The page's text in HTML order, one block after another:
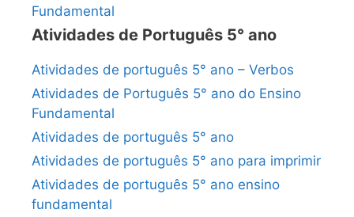
Fundamental
Atividades de Português 5° ano
Atividades de português 5° ano – Verbos
Atividades de Português 5° ano do Ensino
Fundamental
Atividades de português 5° ano
Atividades de português 5° ano para imprimir
Atividades de português 5° ano ensino
fundamental